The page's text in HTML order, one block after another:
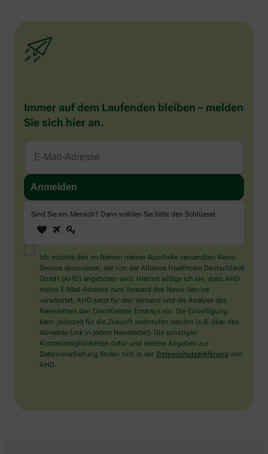
Immer auf dem Laufenden bleiben – melden
Sie sich hier an.
Sind Sie ein Mensch? Dann wählen Sie bitte den Schlüssel .
Sind
Sie
ein
Mensch?
Dann
wählen
Sie
bitte
den
Schlüssel.
1 2
Ich möchte den im Namen meiner Apotheke versandten News-
Service abonnieren, der von der Alliance Healthcare Deutschland
GmbH (AHD) angeboten wird. Hiermit willige ich ein, dass AHD
meine E-Mail-Adresse zum Versand des News-Service
verarbeitet. AHD setzt für den Versand und die Analyse des
Newsletters den Dienstleister Emarsys ein. Die Einwilligung
kann jederzeit für die Zukunft widerrufen werden (z.B. über den
Abmelde-Link in jedem Newsletter). Die sonstigen
Kontaktmöglichkeiten dafür und weitere Angaben zur
Datenverarbeitung finden sich in der Datenschutzerklärung von
AHD.